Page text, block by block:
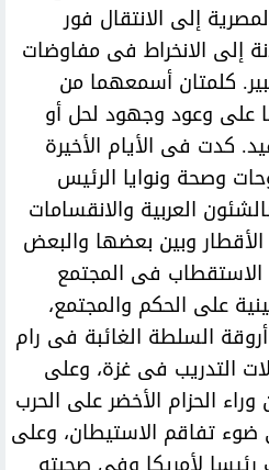
إلى الانتقال فور
إلى الانخراط فى مفاوضات
كلمتان أسمعهما من
على وعود وجهود لحل أو
كدت فى الأيام الأخيرة
وصحة ونوايا الرئيس
العربية والانقسامات
وبين بعضها والبعض
فى المجتمع
على الحكم والمجتمع،
السلطة الغائبة فى رام
التدريب فى غزة، وعلى
الحزام الأخضر على الحرب
ضوء تفاقم الاستيطان، وعلى